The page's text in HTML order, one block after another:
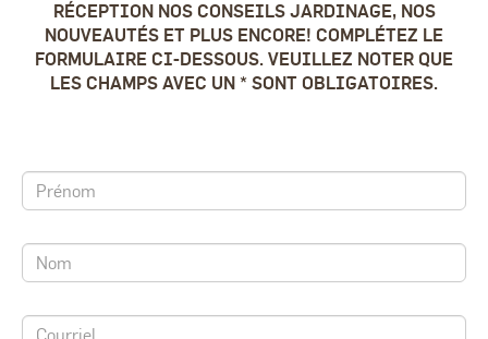
RÉCEPTION NOS CONSEILS JARDINAGE, NOS
NOUVEAUTÉS ET PLUS ENCORE! COMPLÉTEZ LE
FORMULAIRE CI-DESSOUS. VEUILLEZ NOTER QUE
LES CHAMPS AVEC UN * SONT OBLIGATOIRES.